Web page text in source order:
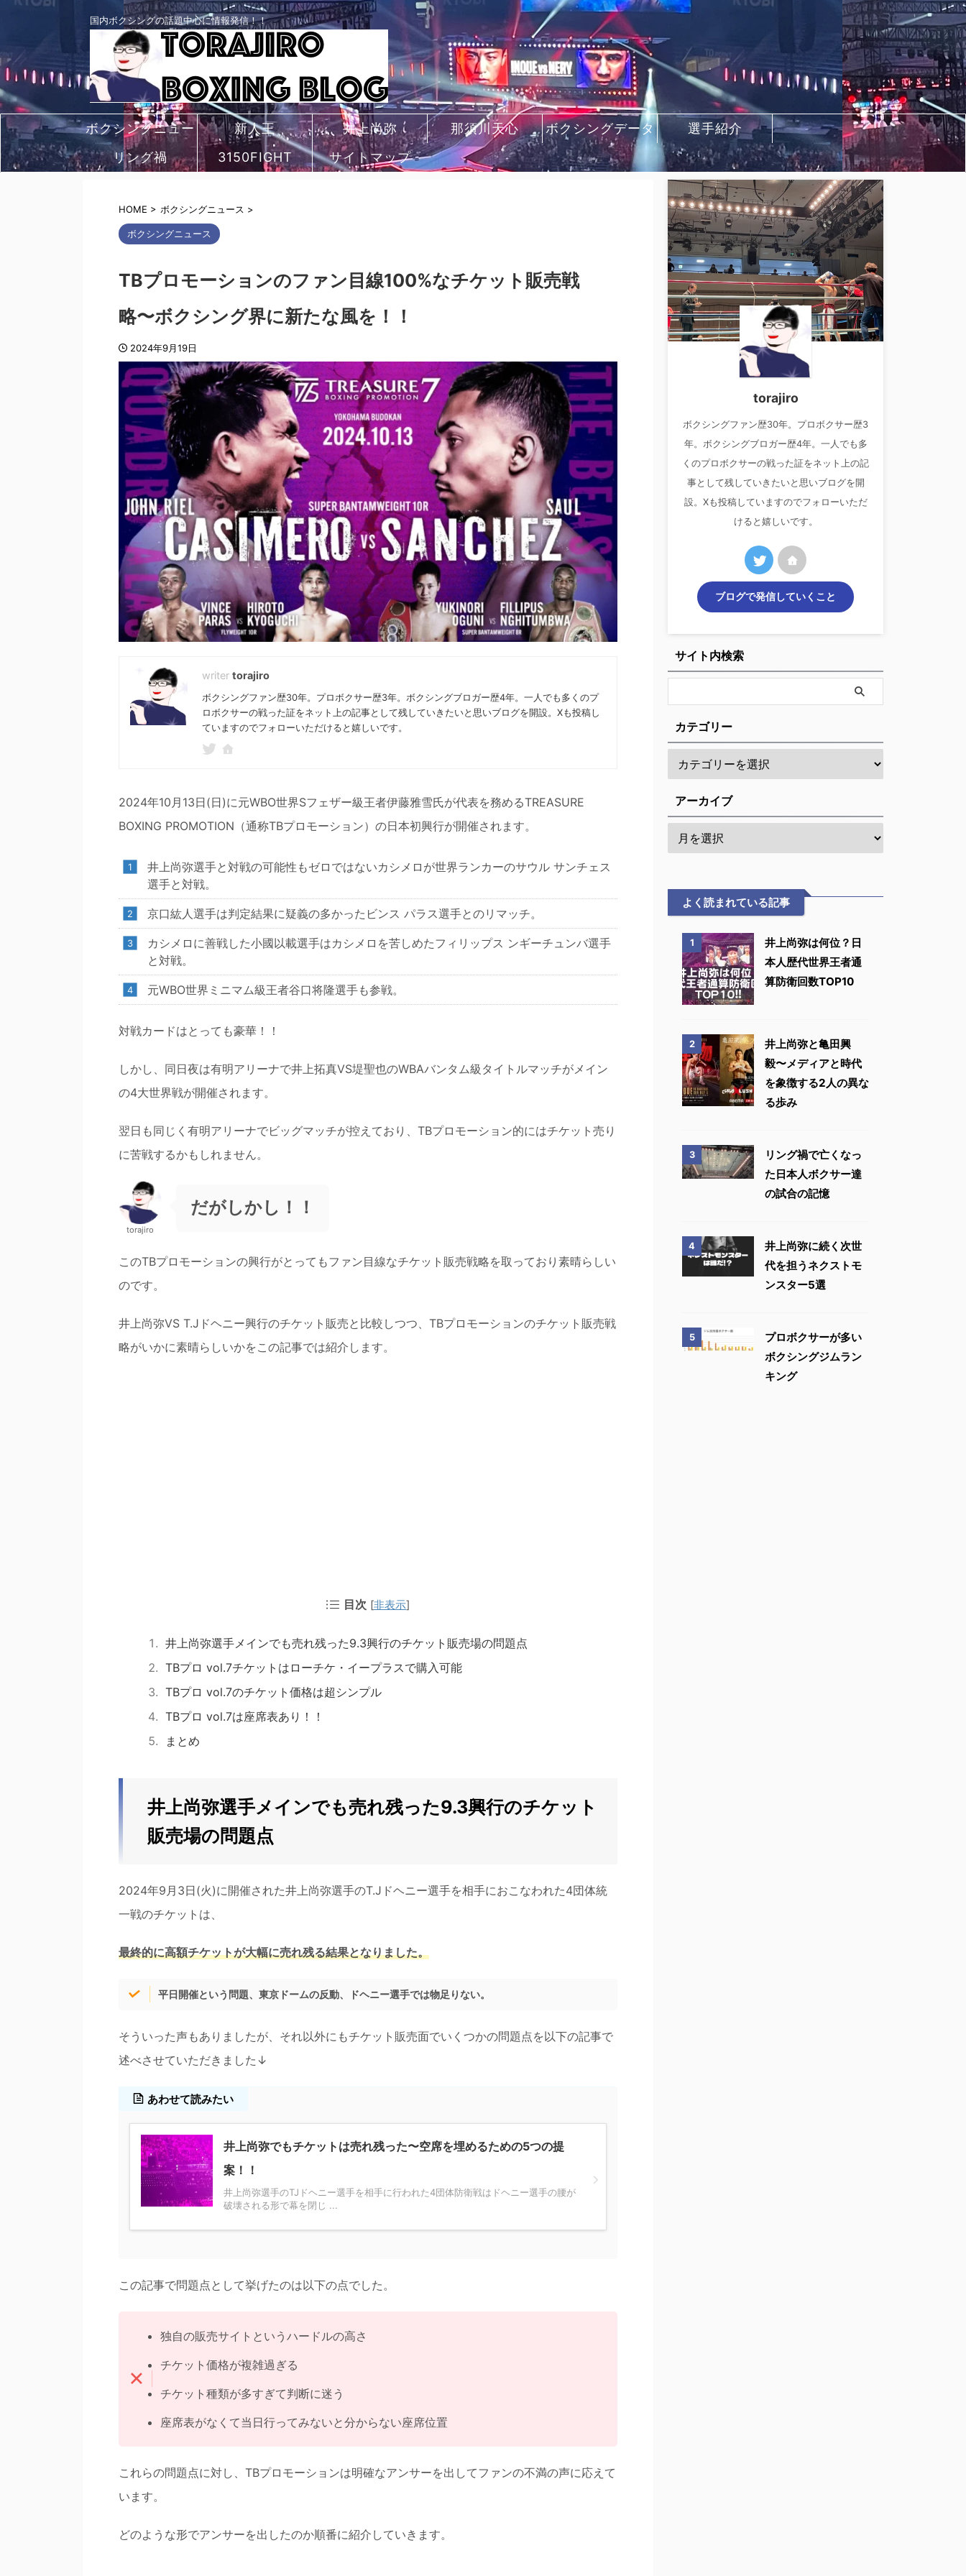
国内ボクシングの話題中心に情報発信！！
ボクシングニュー
ス
新人王 井上尚弥 那須川天心 ボクシングデータ
選手紹介
リング禍
3150FIGHT サイトマップ
HOME > ボクシングニュース >
ボクシングニュース
TBプロモーションのファン目線100%なチケット販売戦
略〜ボクシング界に新たな風を！！
2024年9月19日
torajiro
ボクシングファン歴30年。プロボクサー歴3年。ボクシングブロガー歴4年。一人でも多くのプ
ロボクサーの戦った証をネット上の記事として残していきたいと思いブログを開設。Xも投稿し
ていますのでフォローいただけると嬉しいです。
2024年10月13日(日)に元WBO世界Sフェザー級王者伊藤雅雪氏が代表を務めるTREASURE
BOXING PROMOTION（通称TBプロモーション）の日本初興行が開催されます。
井上尚弥選手と対戦の可能性もゼロではないカシメロが世界ランカーのサウル サンチェス
選手と対戦。
京口紘人選手は判定結果に疑義の多かったビンス パラス選手とのリマッチ。
カシメロに善戦した小國以載選手はカシメロを苦しめたフィリップス ンギーチュンバ選手
と対戦。
元WBO世界ミニマム級王者谷口将隆選手も参戦。
対戦カードはとっても豪華！！
しかし、同日夜は有明アリーナで井上拓真VS堤聖也のWBAバンタム級タイトルマッチがメイン
の4大世界戦が開催されます。
翌日も同じく有明アリーナでビッグマッチが控えており、TBプロモーション的にはチケット売り
に苦戦するかもしれません。
torajiro
だがしかし！！
このTBプロモーションの興行がとってもファン目線なチケット販売戦略を取っており素晴らしい
のです。
井上尚弥VS T.Jドヘニー興行のチケット販売と比較しつつ、TBプロモーションのチケット販売戦
略がいかに素晴らしいかをこの記事では紹介します。
目次 [非表示]
井上尚弥選手メインでも売れ残った9.3興行のチケット販売場の問題点
TBプロ vol.7チケットはローチケ・イープラスで購入可能
TBプロ vol.7のチケット価格は超シンプル
TBプロ vol.7は座席表あり！！
まとめ
井上尚弥選手メインでも売れ残った9.3興行のチケット
販売場の問題点
2024年9月3日(火)に開催された井上尚弥選手のT.Jドヘニー選手を相手におこなわれた4団体統
一戦のチケットは、
最終的に高額チケットが大幅に売れ残る結果となりました。
平日開催という問題、東京ドームの反動、ドヘニー選手では物足りない。
そういった声もありましたが、それ以外にもチケット販売面でいくつかの問題点を以下の記事で
述べさせていただきました↓
あわせて読みたい
井上尚弥でもチケットは売れ残った〜空席を埋めるための5つの提
案！！
井上尚弥選手のTJドヘニー選手を相手に行われた4団体防衛戦はドヘニー選手の腰が
破壊される形で幕を閉じ ...
この記事で問題点として挙げたのは以下の点でした。
独自の販売サイトというハードルの高さ
チケット価格が複雑過ぎる
チケット種類が多すぎて判断に迷う
座席表がなくて当日行ってみないと分からない座席位置
これらの問題点に対し、TBプロモーションは明確なアンサーを出してファンの不満の声に応えて
います。
どのような形でアンサーを出したのか順番に紹介していきます。
torajiro
ボクシングファン歴30年。プロボクサー歴3
年。ボクシングブロガー歴4年。一人でも多
くのプロボクサーの戦った証をネット上の記
事として残していきたいと思いブログを開
設。Xも投稿していますのでフォローいただ
けると嬉しいです。
ブログで発信していくこと
サイト内検索
カテゴリー
アーカイブ
よく読まれている記事
1
井上尚弥は何位？日
本人歴代世界王者通
算防衛回数TOP10
2
井上尚弥と亀田興
毅〜メディアと時代
を象徴する2人の異な
る歩み
3
リング禍で亡くなっ
た日本人ボクサー達
の試合の記憶
4
井上尚弥に続く次世
代を担うネクストモ
ンスター5選
5
プロボクサーが多い
ボクシングジムラン
キング